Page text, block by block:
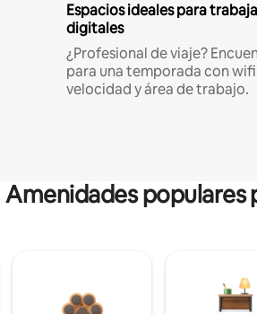
Espacios ideales para
digitales
¿Profesional de viaje?
para una temporada con
velocidad y área de trabajo.
Amenidades populares